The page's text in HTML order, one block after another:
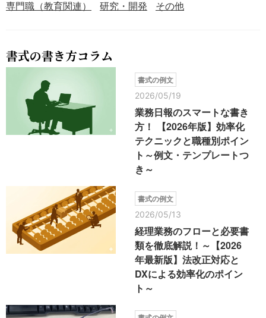
専門職（教育関連） 研究・開発 その他
書式の書き方コラム
書式の例文
2026/05/19
業務日報のスマートな書き
方！ 【2026年版】効率化
テクニックと職種別ポイン
ト～例文・テンプレートつ
き～
書式の例文
2026/05/13
経理業務のフローと必要書
類を徹底解説！～【2026
年最新版】法改正対応と
DXによる効率化のポイン
ト～